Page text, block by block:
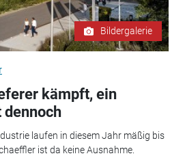
Bildergalerie
kämpft, ein
dennoch
laufen in diesem Jahr mäßig bis
ist da keine Ausnahme.